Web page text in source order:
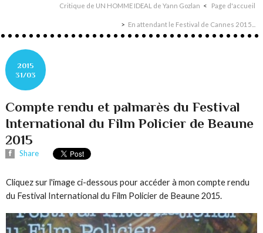
Critique de UN HOMME IDEAL de Yann Gozlan Page d'accueil
En attendant le Festival de Cannes 2015...
2015
31/03
Compte rendu et palmarès du Festival
International du Film Policier de Beaune
2015
Share
Cliquez sur l'image ci-dessous pour accéder à mon compte rendu
du Festival International du Film Policier de Beaune 2015.